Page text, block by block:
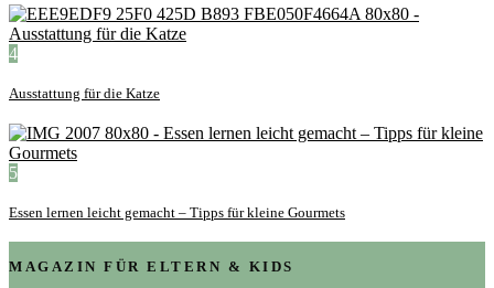
4
Ausstattung für die Katze
5
Essen lernen leicht gemacht – Tipps für kleine Gourmets
MAGAZIN FÜR ELTERN & KIDS